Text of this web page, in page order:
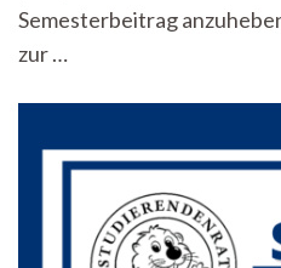
Semesterbeitrag
zur …